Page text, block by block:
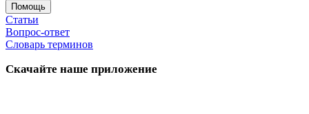
Помощь
Статьи
Вопрос-ответ
Словарь терминов
Скачайте наше приложение